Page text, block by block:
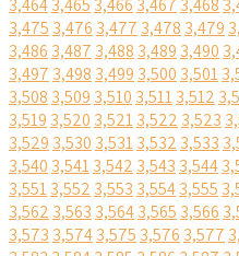
3,4643,465 3,466 3,467 3,468
3,475 3,476 3,477 3,478 3,479
3,486 3,487 3,488 3,489 3,490
3,497 3,498 3,499 3,500 3,501
3,508 3,509 3,510 3,5113,512
3,519 3,520 3,5213,522 3,523
3,529 3,530 3,5313,532 3,533
3,540 3,5413,542 3,543 3,544
3,5513,552 3,553 3,5543,555
3,562 3,563 3,5643,565 3,566
3,573 3,5743,575 3,576 3,577